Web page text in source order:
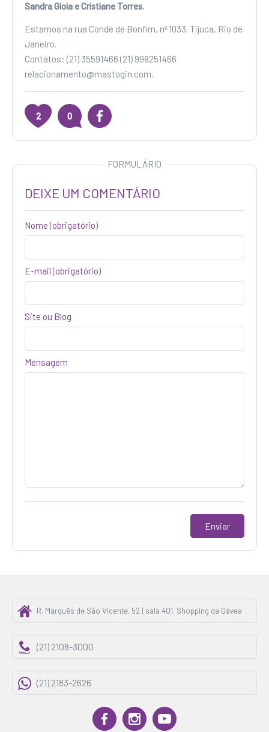
Sandra Gioia e Cristiane Torres.
Estamos na rua Conde de Bonfim, nº 1033. Tijuca, Rio de
Janeiro.
Contatos: (21) 35591466 (21) 998251466
relacionamento@mastogin.com.
2 0
FORMULÁRIO
DEIXE UM COMENTÁRIO
Nome (obrigatório)
E-mail (obrigatório)
Site ou Blog
Mensagem
R. Marquês de São Vicente, 52 | sala 401. Shopping da Gávea
(21) 2108-3000
(21) 2183-2626